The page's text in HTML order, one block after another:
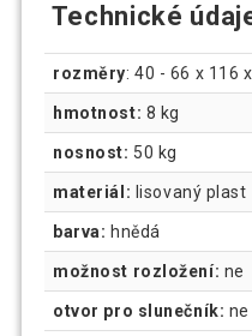
Technické
rozměry: 40 - 66 x 116
hmotnost: 8 kg
nosnost: 50 kg
materiál: lisovaný plast
barva: hnědá
možnost rozložení: ne
otvor pro slunečník: ne